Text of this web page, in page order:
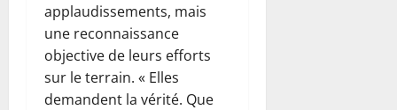
applaudissements, mais
une reconnaissance
objective de leurs efforts
sur le terrain. « Elles
demandent la vérité. Que